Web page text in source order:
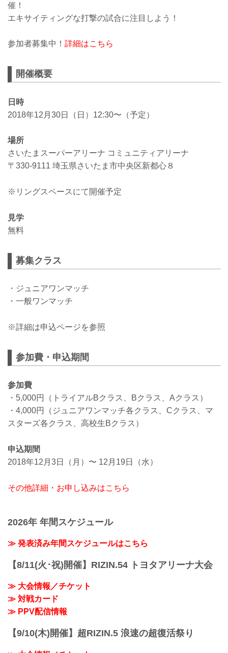
催！
エキサイティングな打撃の試合に注目しよう！
参加者募集中！ 詳細はこちら
開催概要
日時
2018年12月30日（日）12:30〜（予定）
場所
さいたまスーパーアリーナ コミュニティアリーナ
〒330-9111 埼玉県さいたま市中央区新都心８
※リングスペースにて開催予定
見学
無料
募集クラス
・ジュニアワンマッチ
・一般ワンマッチ
※詳細は申込ページを参照
参加費・申込期間
参加費
・5,000円（トライアルBクラス、Bクラス、Aクラス）
・4,000円（ジュニアワンマッチ各クラス、Cクラス、マ
スターズ各クラス、高校生Bクラス）
申込期間
2018年12月3日（月）〜 12月19日（水）
その他詳細・お申し込みはこちら
2026年 年間スケジュール
≫ 発表済み年間スケジュールはこちら
【8/11(火･祝)開催】RIZIN.54 トヨタアリーナ大会
≫ 大会情報／チケット
≫ 対戦カード
≫ PPV配信情報
【9/10(木)開催】超RIZIN.5 浪速の超復活祭り